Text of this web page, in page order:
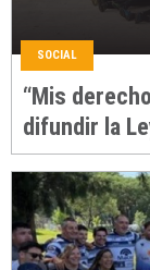
SOCIAL
“Mis
difundir la